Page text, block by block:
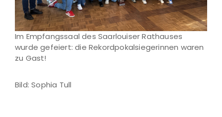
Im Empfangssaal des Saarlouiser Rathauses
wurde gefeiert: die Rekordpokalsiegerinnen waren
zu Gast!
Bild: Sophia Tull